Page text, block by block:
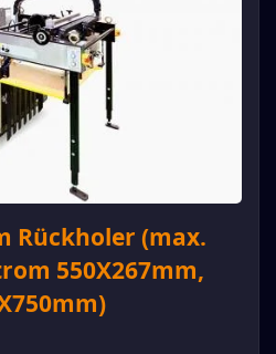
Rückholer (max.
550X267mm,